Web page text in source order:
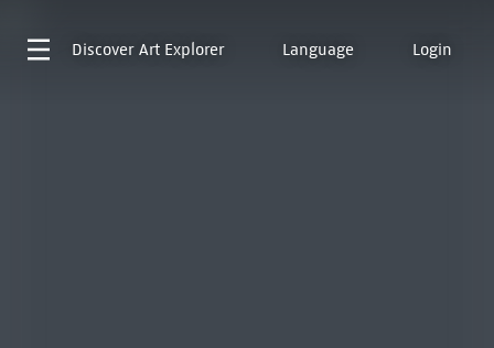
Discover Art Explorer Language Login